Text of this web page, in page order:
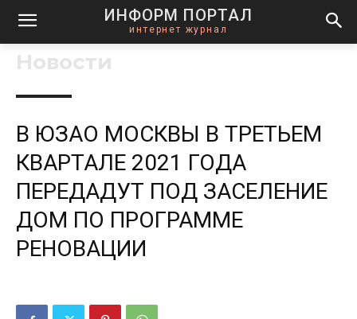
ИНФОРМ ПОРТАЛ
интернет журнал
Новости
В ЮЗАО МОСКВЫ В ТРЕТЬЕМ
КВАРТАЛЕ 2021 ГОДА
ПЕРЕДАДУТ ПОД ЗАСЕЛЕНИЕ
ДОМ ПО ПРОГРАММЕ
РЕНОВАЦИИ